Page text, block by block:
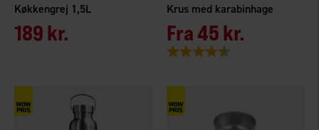
Køkkengrej 1,5L
189 kr.
Krus med karabinhage
Fra45 kr.
Vurdering: